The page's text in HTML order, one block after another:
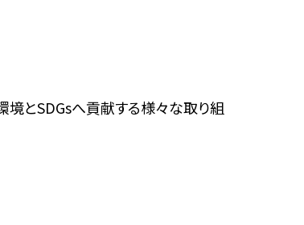
境とSDGsへ貢献する様々な取り組